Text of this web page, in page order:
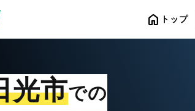
home トップ
光市での